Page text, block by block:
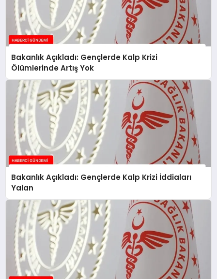
Bakanlık Açıkladı: Gençlerde Kalp Krizi
Ölümlerinde Artış Yok
Bakanlık Açıkladı: Gençlerde Kalp Krizi İddiaları
Yalan